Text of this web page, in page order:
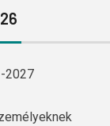
2027